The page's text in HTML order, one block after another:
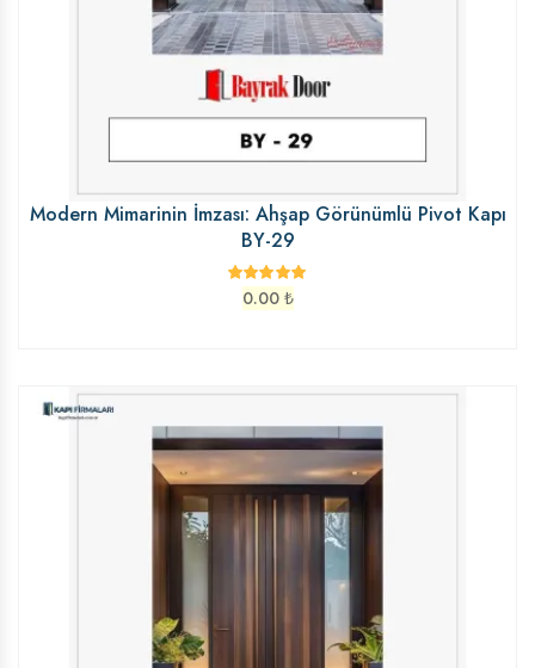
Modern Mimarinin İmzası: Ahşap Görünümlü Pivot Kapı
BY-29
0.00 ₺